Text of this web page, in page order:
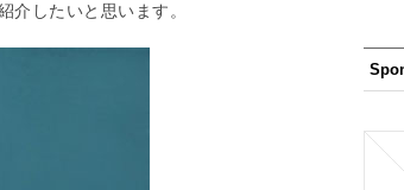
介したいと思います。